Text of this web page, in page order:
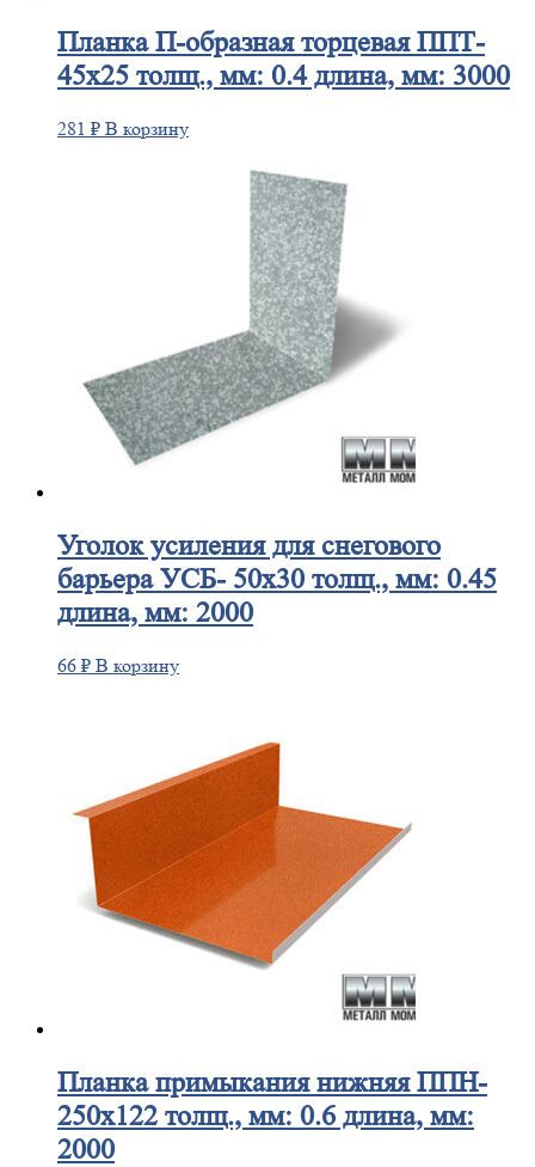
ПланкаП-образная торцевая ППТ-
45х25 толщ., мм: 0.4 длина, мм: 3000
281 ₽ В корзину
Уголокусиления для снегового
барьера УСБ- 50х30 толщ., мм: 0.45
длина, мм: 2000
66 ₽ В корзину
Планкапримыкания нижняя ППН-
250х122 толщ., мм: 0.6 длина, мм:
2000